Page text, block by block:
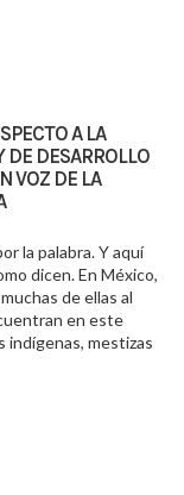
A LA
DE DESARROLLO
VOZ DE LA
la palabra. Y aquí
dicen. En México,
de ellas al
en este
indígenas, mestizas